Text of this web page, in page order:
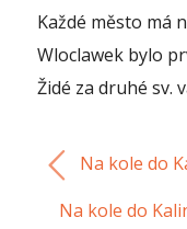
Každé město má
Wloclawek bylo
Židé za druhé sv.
Na kole do
Na kole do